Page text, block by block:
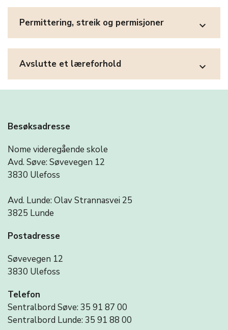
Permittering, streik og permisjoner expand_more
Avslutte et læreforhold expand_more
Besøksadresse
Nome videregående skole
Avd. Søve: Søvevegen 12
3830 Ulefoss
Avd. Lunde: Olav Strannasvei 25
3825 Lunde
Postadresse
Søvevegen 12
3830 Ulefoss
Telefon
Sentralbord Søve: 35 91 87 00
Sentralbord Lunde: 35 91 88 00